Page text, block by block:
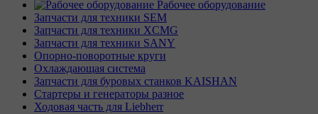
Рабочее оборудование
Запчасти для техники SEM
Запчасти для техники XCMG
Запчасти для техники SANY
Опорно-поворотные круги
Охлаждающая система
Запчасти для буровых станков KAISHAN
Стартеры и генераторы разное
Ходовая часть для Liebherr